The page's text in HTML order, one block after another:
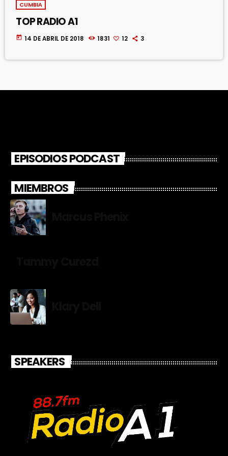
CUMBIA
TOP RADIO A1
today 14 DE ABRIL DE 2018 1831 12 3
EPISODIOS PODCAST
MIEMBROS
SPEAKERS